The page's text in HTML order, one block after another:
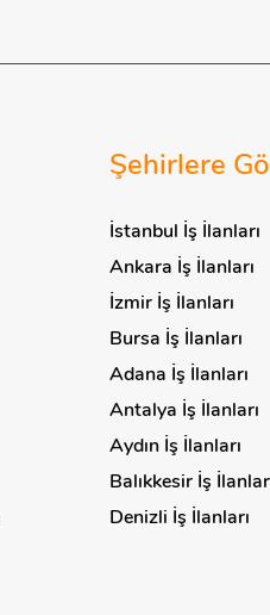
Şehirlere
İstanbul İş İlanları
Ankara İş İlanları
İzmir İş İlanları
Bursa İş İlanları
Adana İş İlanları
Antalya İş İlanları
Aydın İş İlanları
Balıkkesir İş
Denizli İş İlanları